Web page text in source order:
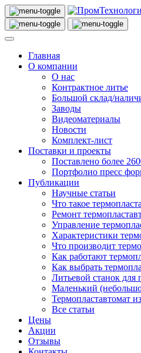
Главная
О компании
О нас
Контрактное литье
Большой склад/
Заводы
Видеоматериалы
Новости
Комплект-лист
Поставки и проекты
Поставлено более
Портфолио пресс
Публикации
Научные статьи
Что такое
Ремонт
Управление
Характеристики
Что производит
Как работают
Как выбрать
Литьевой станок для
Маленький
Термопластавтомат
Все статьи
Цены
Акции
Отзывы